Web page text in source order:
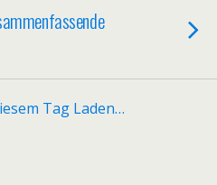
Tag Laden…